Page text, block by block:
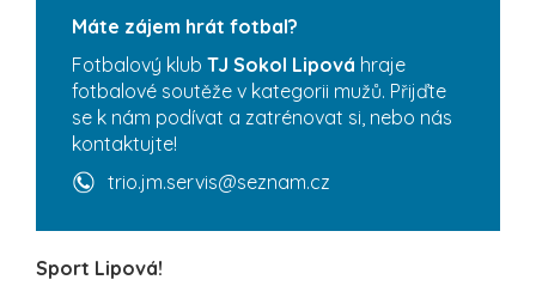
Máte zájem hrát fotbal?
Fotbalový klub TJ Sokol Lipová hraje
fotbalové soutěže v kategorii mužů. Přijďte
se k nám podívat a zatrénovat si, nebo nás
kontaktujte!
trio.jm.servis@seznam.cz
Sport Lipová!